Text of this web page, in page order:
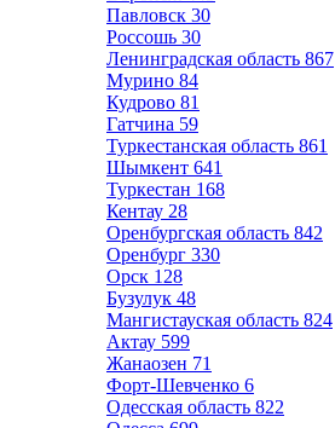
Павловск 30
Россошь 30
Ленинградская область 867
Мурино 84
Кудрово 81
Гатчина 59
Туркестанская область 861
Шымкент 641
Туркестан 168
Кентау 28
Оренбургская область 842
Оренбург 330
Орск 128
Бузулук 48
Мангистауская область 824
Актау 599
Жанаозен 71
Форт-Шевченко 6
Одесская область 822